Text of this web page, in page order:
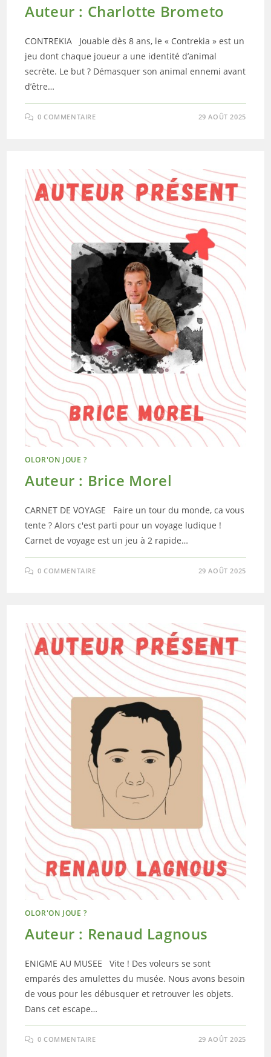
Auteur : Charlotte Brometo
CONTREKIA Jouable dès 8 ans, le « Contrekia » est un
jeu dont chaque joueur a une identité d’animal
secrète. Le but ? Démasquer son animal ennemi avant
d’être…
0 COMMENTAIRE 29 AOÛT 2025
OLOR'ON JOUE ?
Auteur : Brice Morel
CARNET DE VOYAGE Faire un tour du monde, ca vous
tente ? Alors c'est parti pour un voyage ludique !
Carnet de voyage est un jeu à 2 rapide…
0 COMMENTAIRE 29 AOÛT 2025
OLOR'ON JOUE ?
Auteur : Renaud Lagnous
ENIGME AU MUSEE Vite ! Des voleurs se sont
emparés des amulettes du musée. Nous avons besoin
de vous pour les débusquer et retrouver les objets.
Dans cet escape…
0 COMMENTAIRE 29 AOÛT 2025